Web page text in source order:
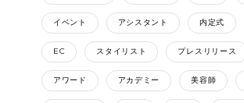
イベント アシスタント 内定式
EC スタイリスト プレスリリース
アワード アカデミー 美容師